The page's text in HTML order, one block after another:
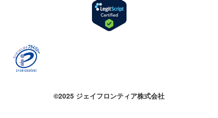
©2025 ジェイフロンティア株式会社